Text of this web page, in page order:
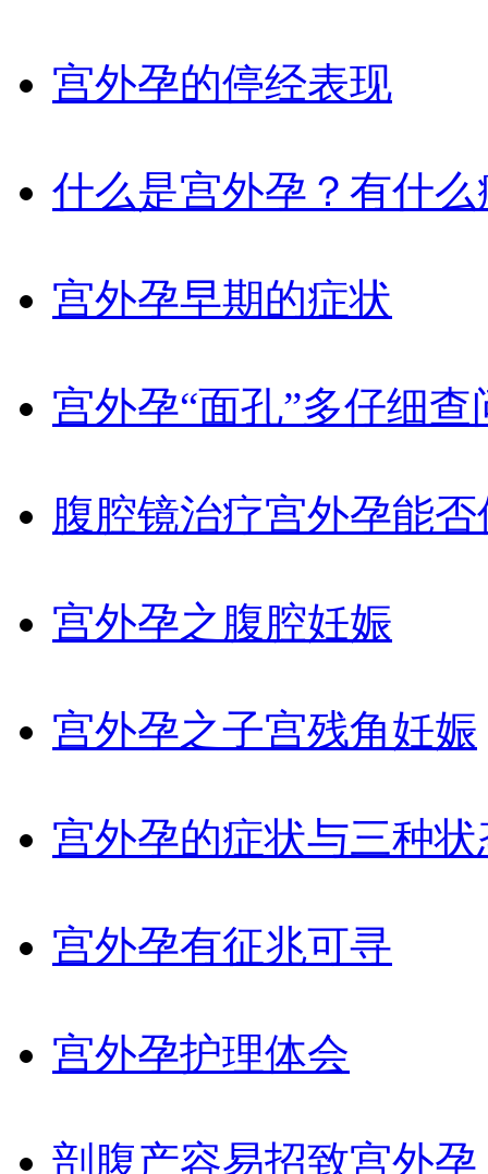
宫外孕的停经表现
什么是宫外孕？有什
宫外孕早期的症状
宫外孕“面孔”多仔细查
腹腔镜治疗宫外孕能
宫外孕之腹腔妊娠
宫外孕之子宫残角妊娠
宫外孕的症状与三种状
宫外孕有征兆可寻
宫外孕护理体会
剖腹产容易招致宫外孕